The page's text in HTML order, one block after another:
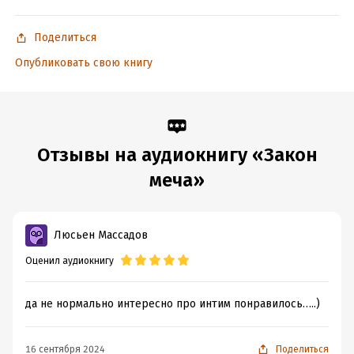
Дата поступления:
ISBN (EAN): 9785171400330
Поделиться
Опубликовать свою книгу
Отзывы на аудиокнигу «Закон
меча»
Люсьен Массадов
Оценил аудиокнигу
да не нормально интересно про интим понравилось…..)
16 сентября 2024 Поделиться